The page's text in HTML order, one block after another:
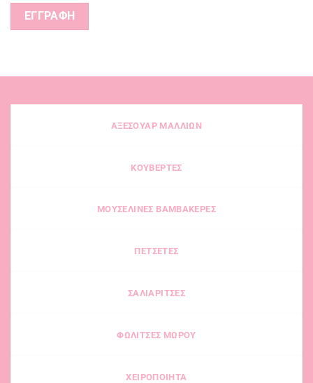
ΕΓΓΡΑΦΉ
ΑΞΕΣΟΥΑΡ ΜΑΛΛΙΩΝ
ΚΟΥΒΕΡΤΕΣ
ΜΟΥΣΕΛΙΝΕΣ ΒΑΜΒΑΚΕΡΕΣ
ΠΕΤΣΕΤΕΣ
ΣΑΛΙΑΡΙΤΣΕΣ
ΦΩΛΙΤΣΕΣ ΜΩΡΟΥ
ΧΕΙΡΟΠΟΙΗΤΑ